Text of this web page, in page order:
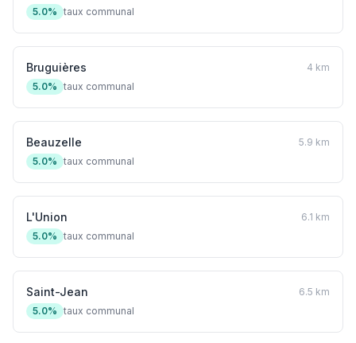
5.0% taux communal
Bruguières
4 km
5.0% taux communal
Beauzelle
5.9 km
5.0% taux communal
L'Union
6.1 km
5.0% taux communal
Saint-Jean
6.5 km
5.0% taux communal